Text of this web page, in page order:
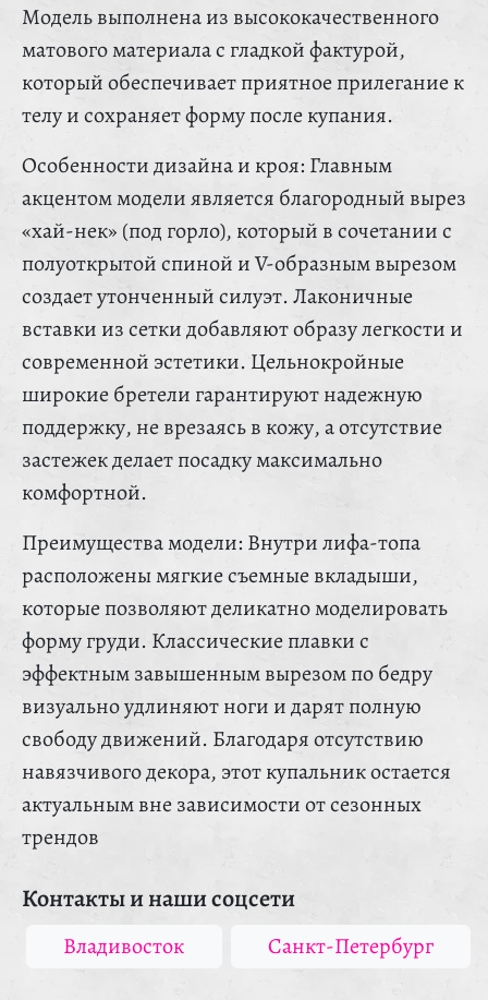
Модель выполнена из высококачественного
матового материала с гладкой фактурой,
который обеспечивает приятное прилегание к
телу и сохраняет форму после купания.
Особенности дизайна и кроя: Главным
акцентом модели является благородный вырез
«хай-нек» (под горло), который в сочетании с
полуоткрытой спиной и V-образным вырезом
создает утонченный силуэт. Лаконичные
вставки из сетки добавляют образу легкости и
современной эстетики. Цельнокройные
широкие бретели гарантируют надежную
поддержку, не врезаясь в кожу, а отсутствие
застежек делает посадку максимально
комфортной.
Преимущества модели: Внутри лифа-топа
расположены мягкие съемные вкладыши,
которые позволяют деликатно моделировать
форму груди. Классические плавки с
эффектным завышенным вырезом по бедру
визуально удлиняют ноги и дарят полную
свободу движений. Благодаря отсутствию
навязчивого декора, этот купальник остается
актуальным вне зависимости от сезонных
трендов
Контакты и наши соцсети
Владивосток Санкт-Петербург